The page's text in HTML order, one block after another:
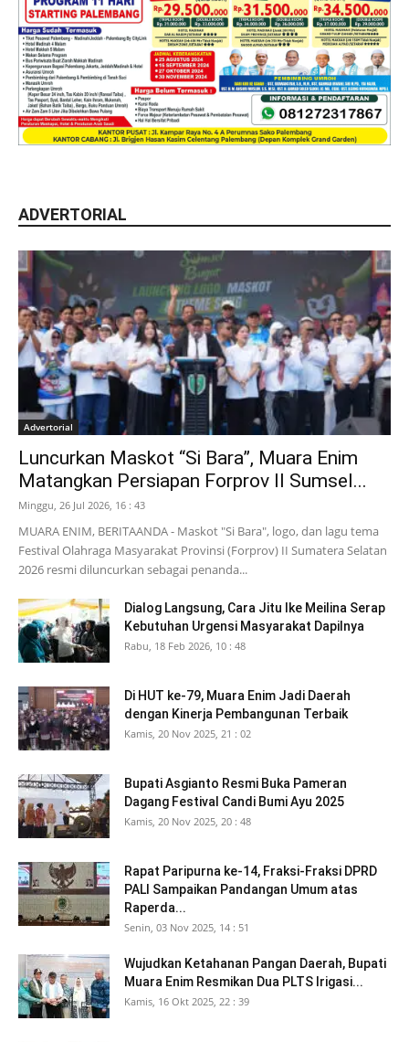
ADVERTORIAL
Advertorial
Luncurkan Maskot “Si Bara”, Muara Enim
Matangkan Persiapan Forprov II Sumsel...
Minggu, 26 Jul 2026, 16 : 43
MUARA ENIM, BERITAANDA - Maskot "Si Bara", logo, dan lagu tema
Festival Olahraga Masyarakat Provinsi (Forprov) II Sumatera Selatan
2026 resmi diluncurkan sebagai penanda...
Dialog Langsung, Cara Jitu Ike Meilina Serap
Kebutuhan Urgensi Masyarakat Dapilnya
Rabu, 18 Feb 2026, 10 : 48
Di HUT ke-79, Muara Enim Jadi Daerah
dengan Kinerja Pembangunan Terbaik
Kamis, 20 Nov 2025, 21 : 02
Bupati Asgianto Resmi Buka Pameran
Dagang Festival Candi Bumi Ayu 2025
Kamis, 20 Nov 2025, 20 : 48
Rapat Paripurna ke-14, Fraksi-Fraksi DPRD
PALI Sampaikan Pandangan Umum atas
Raperda...
Senin, 03 Nov 2025, 14 : 51
Wujudkan Ketahanan Pangan Daerah, Bupati
Muara Enim Resmikan Dua PLTS Irigasi...
Kamis, 16 Okt 2025, 22 : 39